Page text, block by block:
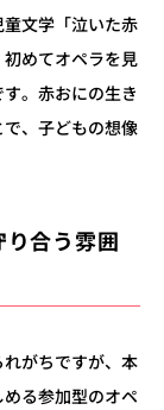
文学「泣いた赤
めてオペラを見
。赤おにの生き
、子どもの想像
り合う雰囲
がちですが、本
る参加型のオペ